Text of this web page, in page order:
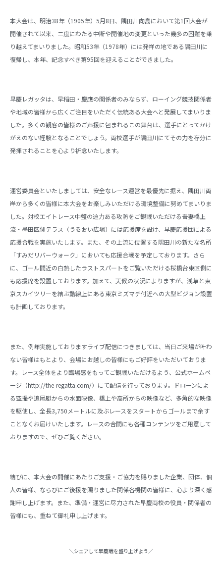
本大会は、明治38年（1905年）5月8日、隅田川向島において第1回大会が
開催されて以来、二度にわたる中断や開催地の変更といった幾多の困難を乗
り越えてまいりました。昭和53年（1978年）には発祥の地である隅田川に
復帰し、本年、記念すべき第95回を迎えることができました。
早慶レガッタは、早稲田・慶應の関係者のみならず、ローイング競技関係者
や地域の皆様から広くご注目をいただく伝統ある大会へと発展してまいりま
した。多くの観客の皆様のご声援に包まれるこの舞台は、選手にとってかけ
がえのない経験となることでしょう。両校選手が隅田川にてその力を存分に
発揮されることを心より祈念いたします。
運営委員会といたしましては、安全なレース運営を最優先に据え、隅田川両
岸から多くの皆様に本大会をお楽しみいただける環境整備に努めてまいりま
した。対校エイトレース中盤の迫力ある攻防をご観戦いただける吾妻橋上
流・墨田区側テラス（うるおい広場）には応援席を設け、早慶応援団による
応援合戦を実施いたします。また、その上流に位置する隅田川の新たな名所
「すみだリバーウォーク」においても応援合戦を予定しております。さら
に、ゴール間近の白熱したラストスパートをご覧いただける桜橋台東区側に
も応援席を設置しております。加えて、天候の状況によりますが、浅草と東
京スカイツリーを結ぶ動線上にある東京ミズマチ付近への大型ビジョン設置
も計画しております。
また、例年実施しておりますライブ配信につきましては、当日ご来場が叶わ
ない皆様はもとより、会場にお越しの皆様にもご好評をいただいておりま
す。レース全体をより臨場感をもってご観戦いただけるよう、公式ホームペ
ージ（http://the-regatta.com/）にて配信を行っております。ドローンによ
る空撮や追尾艇からの水面映像、橋上や高所からの映像など、多角的な映像
を駆使し、全長3,750メートルに及ぶレースをスタートからゴールまで余す
ことなくお届けいたします。レースの合間にも各種コンテンツをご用意して
おりますので、ぜひご覧ください。
結びに、本大会の開催にあたりご支援・ご協力を賜りました企業、団体、個
人の皆様、ならびにご後援を賜りました関係各機関の皆様に、心より深く感
謝申し上げます。また、準備・運営に尽力された早慶両校の役員・関係者の
皆様にも、重ねて御礼申し上げます。
＼シェアして早慶戦を盛り上げよう／